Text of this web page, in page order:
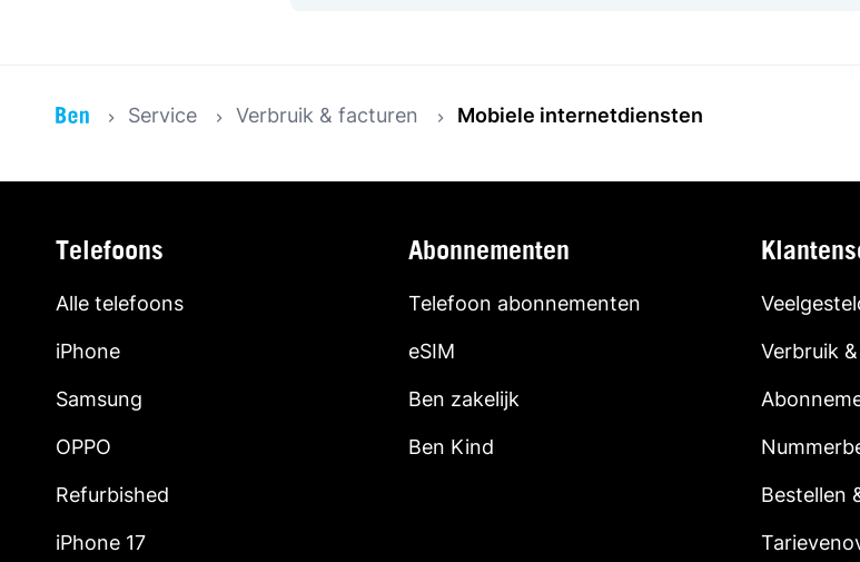
Service Verbruik & facturen Mobiele internetdiensten
Telefoons
Alle telefoons
iPhone
Samsung
OPPO
Refurbished
iPhone 17
Abonnementen
Telefoon abonnementen
eSIM
Ben zakelijk
Ben Kind
Verbruik
Bestellen